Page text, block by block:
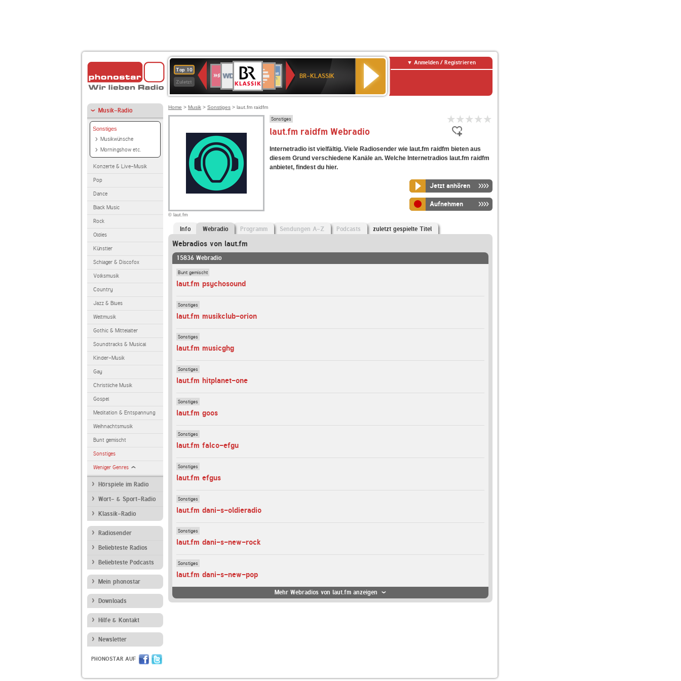
Top 10
Zuletzt
Deutschlandfunk
80er
90er
OLDIE
ANTENNE
4
BR-
KLASSIK
Deutschlandfunk
Kultur
ANTENNE
BAYERN
SWR
Kultur
NDR
2
BR-KLASSIK
Anmelden / Registrieren
Musik-Radio
Sonstiges
Musikwünsche
Morningshow etc.
Konzerte & Live-Musik
Pop
Dance
Black Music
Rock
Oldies
Künstler
Schlager & Discofox
Volksmusik
Country
Jazz & Blues
Weltmusik
Gothic & Mittelalter
Soundtracks & Musical
Kinder-Musik
Gay
Christliche Musik
Gospel
Meditation & Entspannung
Weihnachtsmusik
Bunt gemischt
Sonstiges
Weniger Genres
Hörspiele im Radio
Wort- & Sport-Radio
Klassik-Radio
Radiosender
Beliebteste Radios
Beliebteste Podcasts
Mein phonostar
Downloads
Hilfe & Kontakt
Newsletter
PHONOSTAR AUF
Home > Musik > Sonstiges > laut.fm raidfm
© laut.fm
Sonstiges
laut.fm raidfm Webradio
Internetradio ist vielfältig. Viele Radiosender wie laut.fm raidfm bieten aus
diesem Grund verschiedene Kanäle an. Welche Internetradios laut.fm raidfm
anbietet, findest du hier.
Jetzt anhören
Aufnehmen
Info Webradio Programm Sendungen A-Z Podcasts zuletzt gespielte Titel
Webradios von laut.fm
15836 Webradio
Bunt gemischt
laut.fm psychosound
Sonstiges
laut.fm musikclub-orion
Sonstiges
laut.fm musicghg
Sonstiges
laut.fm hitplanet-one
Sonstiges
laut.fm goos
Sonstiges
laut.fm falco-efgu
Sonstiges
laut.fm efgus
Sonstiges
laut.fm dani-s-oldieradio
Sonstiges
laut.fm dani-s-new-rock
Sonstiges
laut.fm dani-s-new-pop
Mehr Webradios von laut.fm anzeigen